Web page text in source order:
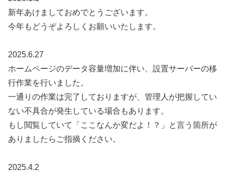
新年あけましておめでとうございます。
今年もどうぞよろしくお願いいたします。
2025.6.27
ホームページのデータ容量増加に伴い、設置サーバーの移
行作業を行いました。
一通りの作業は完了しておりますが、管理人が把握してい
ない不具合が発生している場合もあります。
もし閲覧していて「ここなんか変だよ！？」と言う箇所が
ありましたらご指摘ください。
2025.4.2